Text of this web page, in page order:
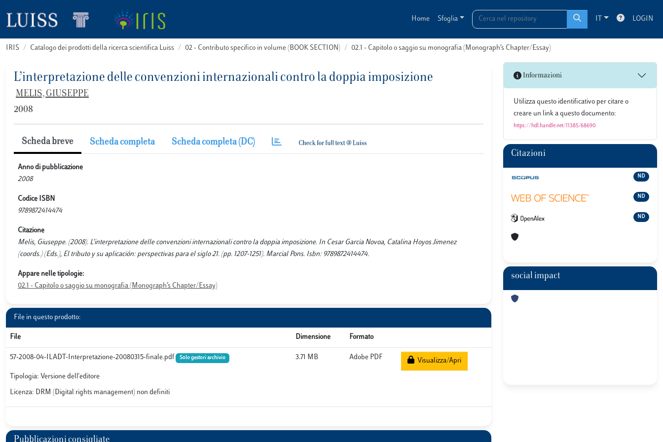
Home Sfoglia IT LOGIN
IRIS Catalogo dei prodotti della ricerca scientifica Luiss 02 - Contributo specifico in volume (BOOK SECTION) 02.1 - Capitolo o saggio su monografia (Monograph’s Chapter/Essay)
L’interpretazione delle convenzioni internazionali contro la doppia imposizione
MELIS, GIUSEPPE
2008
Scheda breve Scheda completa Scheda completa (DC)
Anno di pubblicazione
2008
Codice ISBN
9789872414474
Citazione
Melis, Giuseppe. (2008). L’interpretazione delle convenzioni internazionali contro la doppia imposizione. In Cesar Garcia Novoa, Catalina Hoyos Jimenez
(coords.) (Eds.), El tributo y su aplicación: perspectivas para el siglo 21. (pp. 1207-1251). Marcial Pons. Isbn: 9789872414474.
Appare nelle tipologie:
02.1 - Capitolo o saggio su monografia (Monograph’s Chapter/Essay)
File in questo prodotto:
File Dimensione Formato
57-2008-04-ILADT-Interpretazione-20080315-finale.pdf Solo gestori archivio
Tipologia: Versione dell'editore
Licenza: DRM (Digital rights management) non definiti
3.71 MB Adobe PDF Visualizza/Apri
Pubblicazioni consigliate
Informazioni
Utilizza questo identificativo per citare o
creare un link a questo documento:
https://hdl.handle.net/11385/68690
Citazioni
ND
ND
ND
social impact